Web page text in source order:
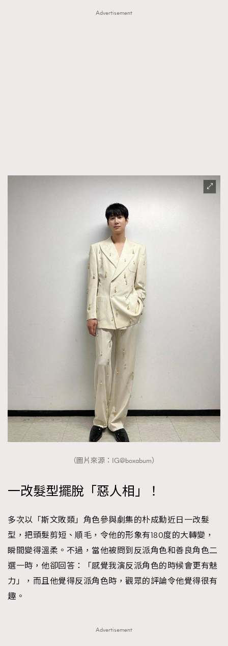
Advertisement
（圖片來源：IG@boxabum）
一改髮型擺脫「惡人相」！
多次以「斯文敗類」角色參與劇集的朴成勳近日一改髮
型，把頭髮剪短、順毛，令他的形象有180度的大轉變，
瞬間變得溫柔。不過，當他被問到反派角色和善良角色二
選一時，他卻回答：「感覺我演反派角色的時候會更有魅
力」，而且他覺得反派角色時，觀眾的評論令他覺得很有
趣。
Advertisement